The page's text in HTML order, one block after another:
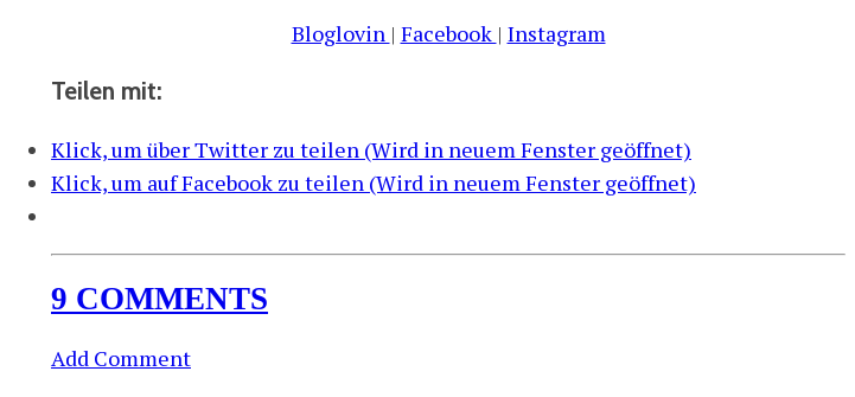
Bloglovin | Facebook | Instagram
Teilen mit:
Klick, um über Twitter zu teilen (Wird in neuem Fenster geöffnet)
Klick, um auf Facebook zu teilen (Wird in neuem Fenster geöffnet)
9 COMMENTS
Add Comment